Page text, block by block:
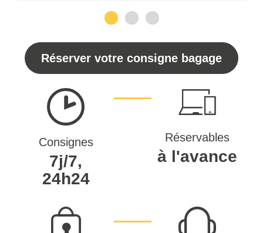
Réserver votre consigne bagage
Consignes
7j/7,
24h24
Réservables
à l'avance